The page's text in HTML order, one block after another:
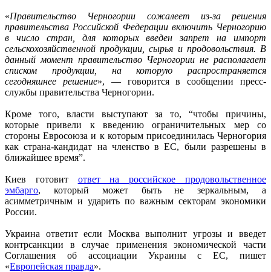
«Правительство Черногории сожалеет из-за решения
правительства Российской Федерации включить Черногорию
в число стран, для которых введен запрет на импорт
сельскохозяйственной продукции, сырья и продовольствия. В
данный момент правительство Черногории не располагает
списком продукции, на которую распространяется
сегодняшнее решение», — говорится в сообщении пресс-
службы правительства Черногории.
Кроме того, власти выступают за то, “чтобы причины,
которые привели к введению ограничительных мер со
стороны Евросоюза и к которым присоединилась Черногория
как страна-кандидат на членство в ЕС, были разрешены в
ближайшее время”.
Киев готовит ответ на российское продовольственное
эмбарго, который может быть не зеркальным, а
асимметричным и ударить по важным секторам экономики
России.
Украина ответит если Москва выполнит угрозы и введет
контрсанкции в случае применения экономической части
Соглашения об ассоциации Украины с ЕС, пишет
«Европейская правда».